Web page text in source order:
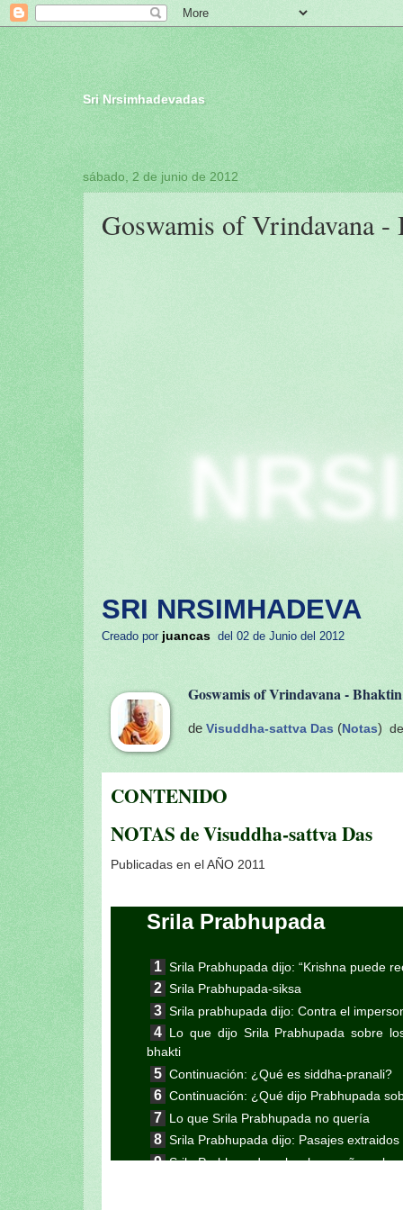
Sri Nrsimhadevadas
sábado, 2 de junio de 2012
Goswamis of Vrindavana
SRI NRSIMHADEVA
Creado por juancas del 02 de Junio del 2012
Goswamis of Vrindavana -
de Visuddha-sattva Das (Notas)
CONTENIDO
NOTAS de Visuddha-sattva Das
Publicadas en el AÑO 2011
Srila Prabhupada
Srila Prabhupada dijo: “Krishna puede
Srila Prabhupada-siksa
Srila prabhupada dijo: Contra el
Lo que dijo Srila Prabhupada sobre
bhakti
Continuación: ¿Qué es siddha-pranali?
Continuación: ¿Qué dijo Prabhupada
Lo que Srila Prabhupada no quería
Srila Prabhupada dijo: Pasajes
Srila Prabhupada sobre los sueños y